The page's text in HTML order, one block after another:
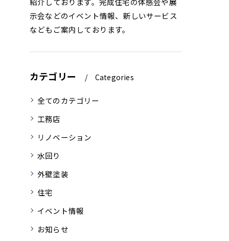
示会などのイベント情報、新しいサービス
などもご案内しております。
カテゴリー Categories
全てのカテゴリー
工務店
リノベーション
水回り
外壁塗装
住宅
イベント情報
お知らせ